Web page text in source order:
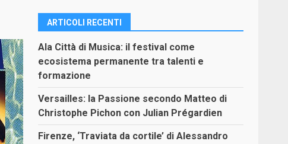
ARTICOLI RECENTI
Ala Città di Musica: il festival come
ecosistema permanente tra talenti e
formazione
Versailles: la Passione secondo Matteo di
Christophe Pichon con Julian Prégardien
Firenze, ‘Traviata da cortile’ di Alessandro